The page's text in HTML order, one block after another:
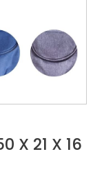
X 21 X 16